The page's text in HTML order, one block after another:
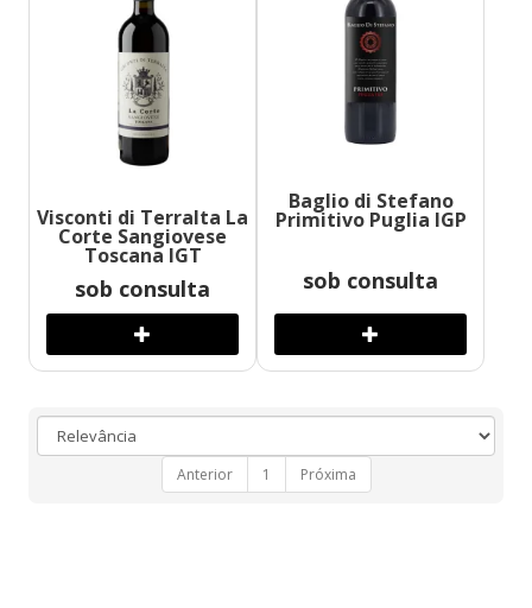
Visconti di Terralta La
Corte Sangiovese
Toscana IGT
sob consulta
Baglio di Stefano
Primitivo Puglia IGP
sob consulta
Anterior 1 Próxima